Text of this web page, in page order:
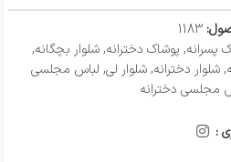
1183
پسرانه, پوشاک دخترانه,شلوار بچگانه,
,شلوار دخترانه,شلوار لی, لباس مجلسی
مجلسی دخترانه
: